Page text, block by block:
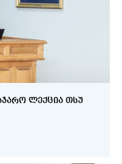
ᲚᲔᲥᲪᲘᲐ ᲗᲡᲣ